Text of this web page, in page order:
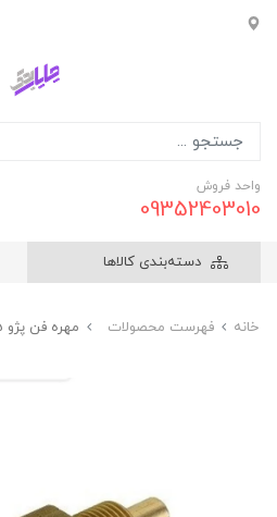
واحد فروش
09352403010
دسته‌بندی کالاها
خانه فهرست محصولات مهره فن پژو 405 ( قهوه اي )